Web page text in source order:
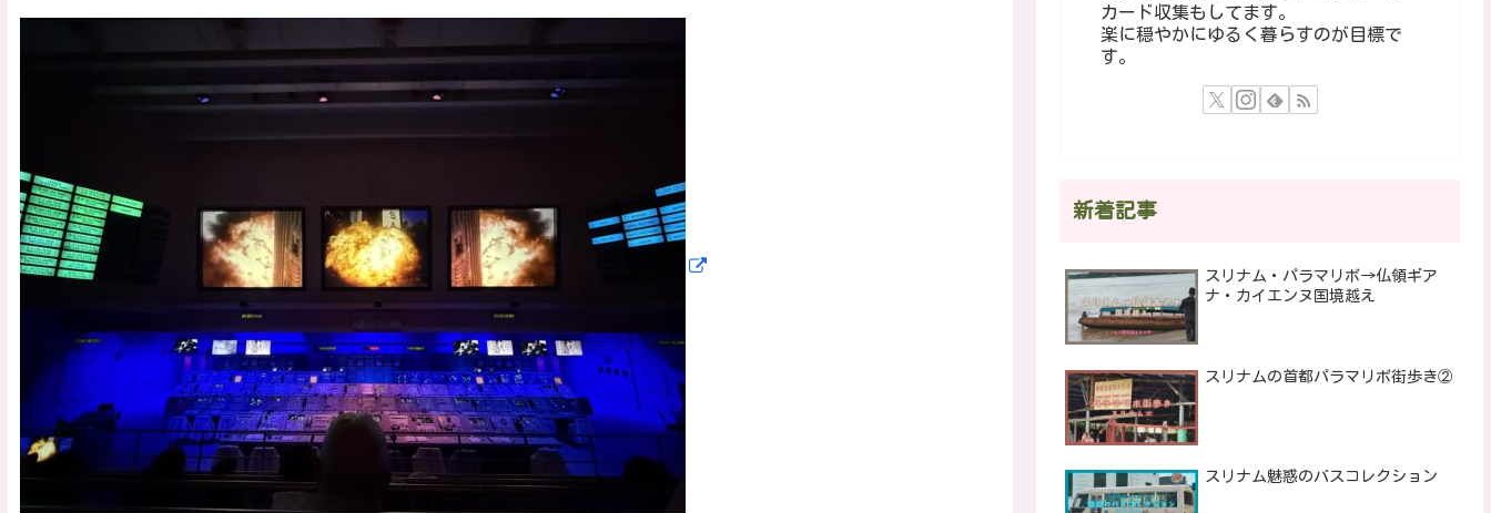
カード収集もしてます。
楽に穏やかにゆるく暮らすのが目標で
す。
新着記事
スリナム・パラマリボ→仏領ギア
ナ・カイエンヌ国境越え
スリナムの首都パラマリボ街歩き②
スリナム魅惑のバスコレクション